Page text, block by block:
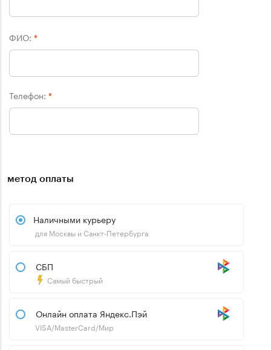
ФИО: *
Телефон: *
метод оплаты
Наличными курьеру
для Москвы и Санкт-Петербурга
СБП
Самый быстрый
Онлайн оплата Яндекс.Пэй
VISA/MasterCard/Мир